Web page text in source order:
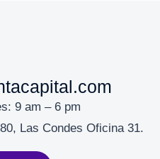
9 am – 6 pm
Las Condes Oficina 31.